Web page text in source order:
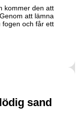
kommer den att
att lämna
fogen och får ett
sand